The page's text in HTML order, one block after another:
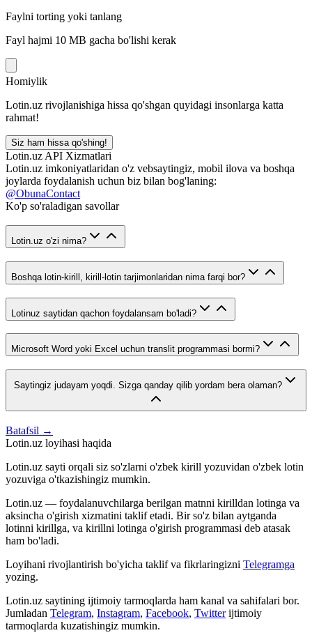
Faylni torting yoki tanlang
Fayl hajmi 10 MB gacha bo'lishi kerak
Homiylik
Lotin.uz rivojlanishiga hissa qo'shgan quyidagi insonlarga katta
rahmat!
Siz ham hissa qo'shing!
Lotin.uz API Xizmatlari
Lotin.uz imkoniyatlaridan o'z vebsaytingiz, mobil ilova va boshqa
joylarda foydalanish uchun biz bilan bog'laning:
@ObunaContact
Ko'p so'raladigan savollar
Lotin.uz o'zi nima?
Boshqa lotin-kirill, kirill-lotin tarjimonlaridan nima farqi bor?
Lotinuz saytidan qachon foydalansam bo'ladi?
Microsoft Word yoki Excel uchun translit programmasi bormi?
Saytingiz judayam yoqdi. Sizga qanday qilib yordam bera olaman?
Batafsil →
Lotin.uz loyihasi haqida
Lotin.uz sayti orqali siz so'zlarni o'zbek kirill yozuvidan o'zbek lotin
yozuviga o'tkazishingiz mumkin.
Lotin.uz — foydalanuvchilarga berilgan matnni kirilldan lotinga va
aksincha o'girish xizmatini taklif etadi. Bir so'z bilan aytganda
lotinni kirillga, va kirillni lotinga o'girish programmasi deb atasak
ham bo'ladi.
Loyihani rivojlantirish bo'yicha taklif va fikrlaringizni Telegramga
yozing.
Lotin.uz saytining ijtimoiy tarmoqlarda ham kanal va sahifalari bor.
Jumladan Telegram, Instagram, Facebook, Twitter ijtimoiy
tarmoqlarda kuzatishingiz mumkin.